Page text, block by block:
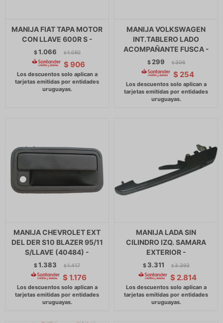
MANIJA FIAT TAPA MOTOR
CON LLAVE 600R S -
$1.066 $ 1.092
$ 906
MANIJA VOLKSWAGEN
INT.TABLERO LADO
ACOMPAÑANTE FUSCA -
$ 299 $ 306
$ 254
MANIJA CHEVROLET EXT
DEL DER S10 BLAZER 95/11
S/LLAVE (40484) -
$1.383 $ 1.417
$ 1.176
MANIJA LADA SIN
CILINDRO IZQ. SAMARA
EXTERIOR -
$ 3.311 $ 3.393
$ 2.814